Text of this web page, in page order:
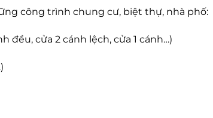
công trình chung cư, biệt thự, nhà phố:
đều, cửa 2 cánh lệch, cửa 1 cánh…)